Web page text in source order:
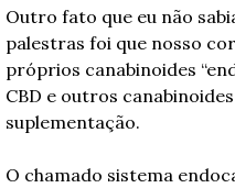
Outro fato que eu não
palestras foi que nosso
próprios canabinoides
CBD e outros
suplementação.
O chamado sistema